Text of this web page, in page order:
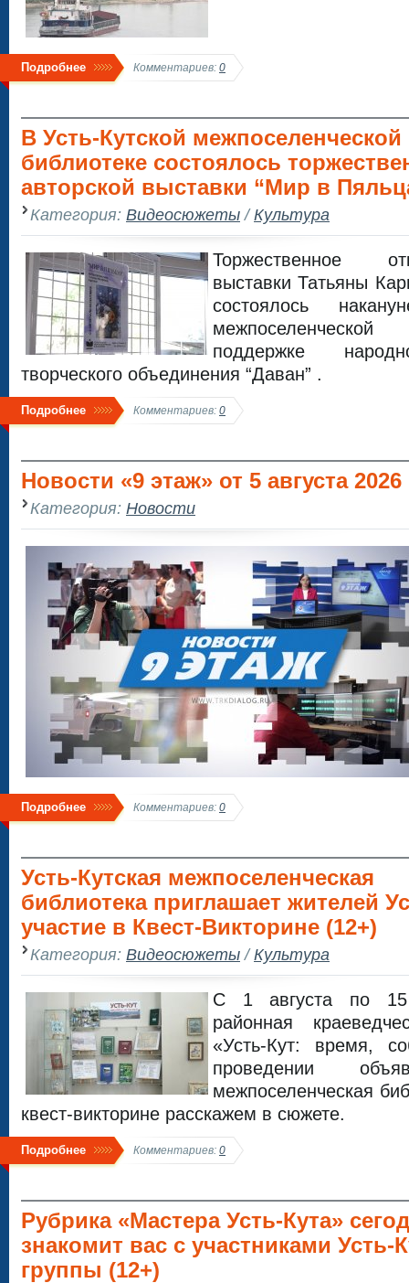
Подробнее Комментариев: 0
В Усть-Кутской межпоселенческой
библиотеке состоялось
авторской выставки “Мир в
Категория: Видеосюжеты/Культура
Торжественное
выставки Татьяны
состоялось
поддержке
творческого объединения “Даван” .
Подробнее Комментариев: 0
Новости «9 этаж» от 5 августа 2026
Категория: Новости
Подробнее Комментариев: 0
Усть-Кутская межпоселенческая
библиотека приглашает жителей
участие в Квест-Викторине (12+)
Категория: Видеосюжеты/Культура
С 1 августа по 15
районная
«Усть-Кут: время,
проведении
межпоселенческая
квест-викторине расскажем в сюжете.
Подробнее Комментариев: 0
Рубрика «Мастера Усть-Кута»
знакомит вас с участниками Усть-
группы (12+)